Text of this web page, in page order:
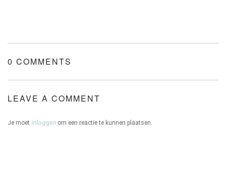
CONTACT
0 COMMENTS
LEAVE A COMMENT
Je moet inloggen om een reactie te kunnen plaatsen.